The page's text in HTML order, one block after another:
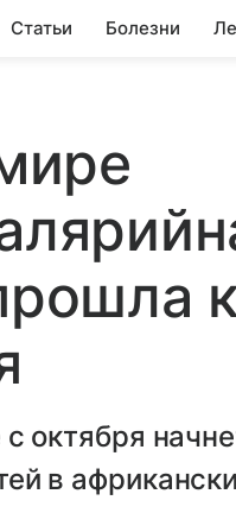
Статьи Болезни
октября
в